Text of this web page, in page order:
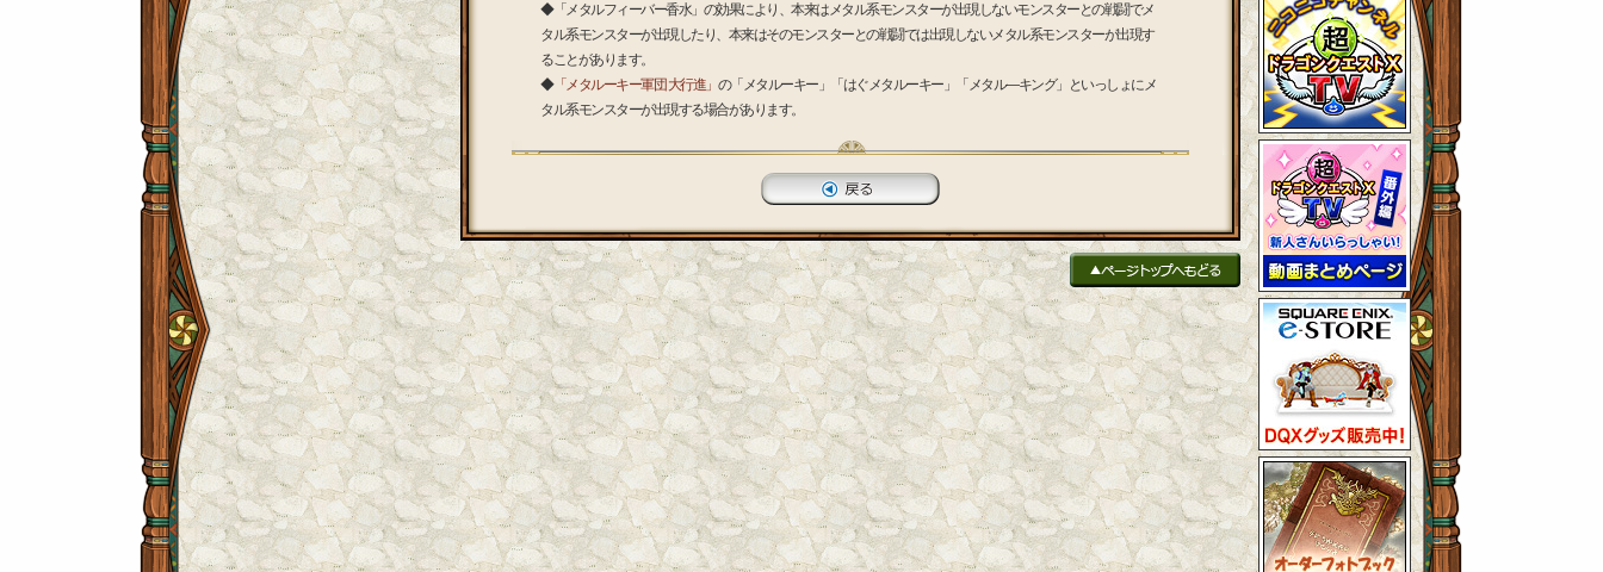
◆「メタルフィーバー香水」の効果により、本来はメタル系モンスターが出現しないモンスターとの戦闘でメ
タル系モンスターが出現したり、本来はそのモンスターとの戦闘では出現しないメタル系モンスターが出現す
ることがあります。
◆「メタルーキー軍団 大行進」 の「メタルーキー」「はぐメタルーキー」「メタル―キング」といっしょにメ
タル系モンスターが出現する場合があります。